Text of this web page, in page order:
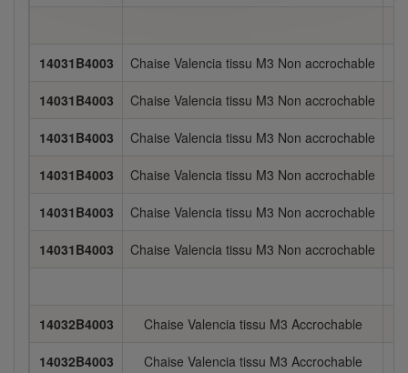
14031B4003 Chaise Valencia tissu M3 Non accrochable
14031B4003 Chaise Valencia tissu M3 Non accrochable
14031B4003 Chaise Valencia tissu M3 Non accrochable
14031B4003 Chaise Valencia tissu M3 Non accrochable
14031B4003 Chaise Valencia tissu M3 Non accrochable
14031B4003 Chaise Valencia tissu M3 Non accrochable
14032B4003 Chaise Valencia tissu M3 Accrochable
14032B4003 Chaise Valencia tissu M3 Accrochable